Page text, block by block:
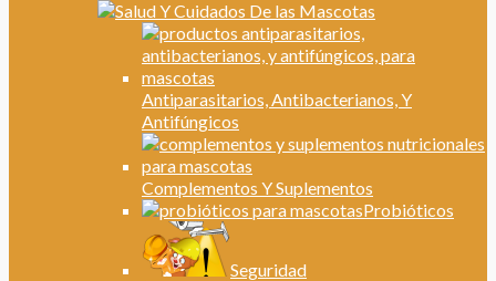
Antiparasitarios, Antibacterianos, Y
Antifúngicos
Complementos Y Suplementos
Probióticos
Seguridad